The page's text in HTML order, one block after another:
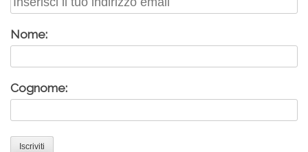
Nome:
Cognome: